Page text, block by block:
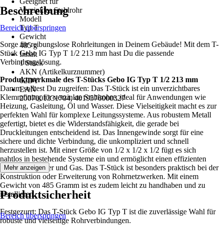
Verzinktes Stahlrohr
Modell
Typ T
Gewicht
485 g
Inhalt
1 Stück
AKN (Artikelkurznummer)
62DY
EAN
2007001331704, 4019576000327
Beschreibung
Bereich überspringen
Sorge für reibungslose Rohrleitungen in Deinem Gebäude! Mit dem T-
Stück Gebo IG Typ T 1/2 213 mm hast Du die passende
Verbindungslösung.
Produktmerkmale des T-Stücks Gebo IG Typ T 1/2 213 mm
Darum solltest Du zugreifen: Das T-Stück ist ein unverzichtbares
Klemmfitting für verzinkte Stahlrohre, ideal für Anwendungen wie
Heizung, Gasleitung, Öl und Wasser. Diese Vielseitigkeit macht es zur
perfekten Wahl für komplexe Leitungssysteme. Aus robustem Metall
gefertigt, bietet es die Widerstandsfähigkeit, die gerade bei
Druckleitungen entscheidend ist. Das Innengewinde sorgt für eine
sichere und dichte Verbindung, die unkompliziert und schnell
herzustellen ist. Mit einer Größe von 1/2 x 1/2 x 1/2 fügt es sich
nahtlos in bestehende Systeme ein und ermöglicht einen effizienten
Fluss von Wasser und Gas. Das T-Stück ist besonders praktisch bei der
Konstruktion oder Erweiterung von Rohrnetzwerken. Mit einem
Gewicht von 485 Gramm ist es zudem leicht zu handhaben und zu
installieren.
Festgezurrt: Das T-Stück Gebo IG Typ T ist die zuverlässige Wahl für
robuste und vielseitige Rohrverbindungen.
Mehr anzeigen
Produktsicherheit
Bereich überspringen